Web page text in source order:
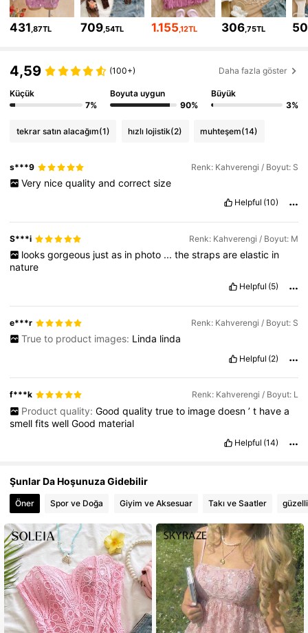
4,82 2.4M Takipçiler
2.4M Takipçiler
4,82 2.4M Takipçiler
4,82
431 ,87TL 709 ,54TL 1.155 ,12TL 306 ,75TL
4,59 (100+) Daha fazla göster
Küçük
7%
Boyuta uygun
90%
Büyük
3%
tekrar satın alacağım(1) hızlı lojistik(2) muhteşem(14)
s***9 Renk: Kahverengi / Boyut: S
Very nice quality and correct size
Helpful (10)
S***i Renk: Kahverengi / Boyut: M
looks gorgeous just as in photo ... the straps are elastic in
nature
Helpful (5)
e***r Renk: Kahverengi / Boyut: S
True to product images: Linda linda
Helpful (2)
f***k Renk: Kahverengi / Boyut: L
Product quality: Good quality true to image doesn ’ t have a
smellfitswellGood material
Helpful (14)
Şunlar Da Hoşunuza Gidebilir
Öner Spor ve Doğa Giyim ve Aksesuar Takı ve Saatler